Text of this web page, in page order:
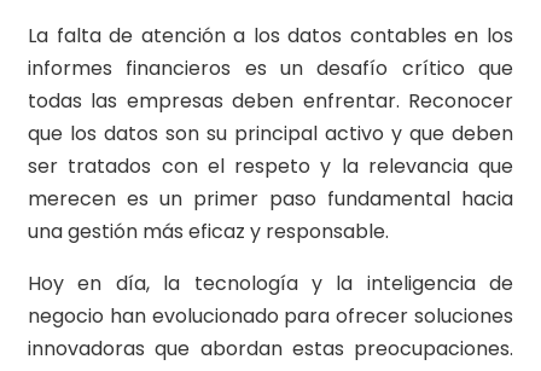
La falta de atención a los datos contables en los
informes financieros es un desafío crítico que
todas las empresas deben enfrentar. Reconocer
que los datos son su principal activo y que deben
ser tratados con el respeto y la relevancia que
merecen es un primer paso fundamental hacia
una gestión más eficaz y responsable.
Hoy en día, la tecnología y la inteligencia de
negocio han evolucionado para ofrecer soluciones
innovadoras que abordan estas preocupaciones.